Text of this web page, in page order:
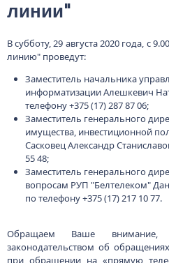
линии"
В субботу, 29 августа 2020 года, с
линию" проведут:
Заместитель начальника
информатизации Алешкевич
телефону +375 (17) 287 87 06;
Заместитель генерального
имущества, инвестиционной
Сасковец Александр
55 48;
Заместитель генерального
вопросам РУП "Белтелеком"
по телефону +375 (17) 217 10 77.
Обращаем Ваше
законодательством об
при обращении на «прямую